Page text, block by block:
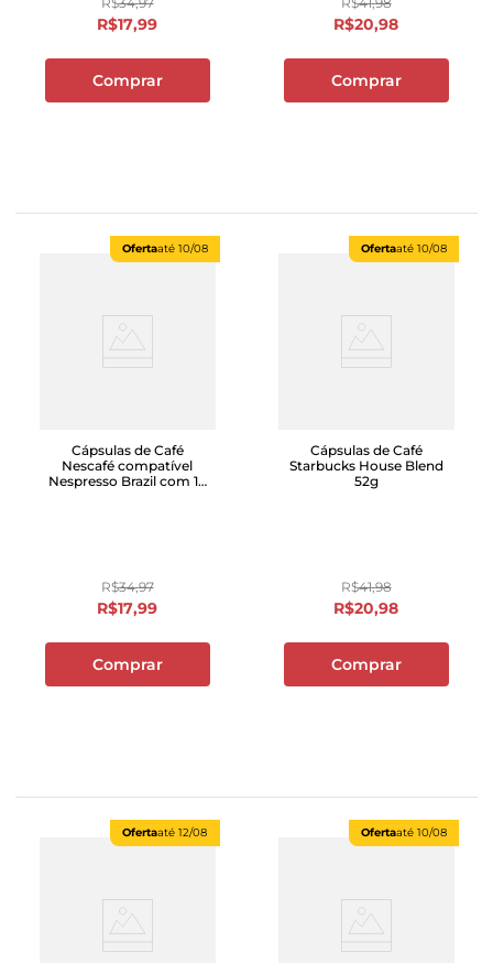
R$17,99
Comprar
R$20,98
Comprar
Ofertaaté 10/08
Cápsulas de Café
Nescafé compatível
Nespresso Brazil com 10
R$34,97
R$17,99
Comprar
Ofertaaté 10/08
Cápsulas de Café
Starbucks House Blend
52g
R$41,98
R$20,98
Comprar
Ofertaaté 12/08 Ofertaaté 10/08